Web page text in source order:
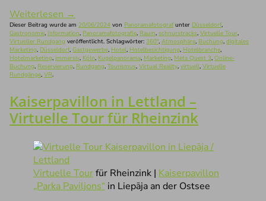
Weiterlesen →
Dieser Beitrag wurde am 20/06/2024 von Panoramafotografunter Düsseldorf,
Gastronomie, Information, Panoramafotografie, Raum, schnurstracks, Virtuelle Tour,
Virtueller Rundgang veröffentlicht. Schlagwörter: 360°, Atmosphäre, Buchung, digitales
Marketing, Düsseldorf, Gastgewerbe, Hotel, Hotelbesichtigung, Hotelbranche,
Hotelmarketing, immersiv, Köln, Kugelpanorama, Marketing, Meta Quest 3, Online-
Buchung, Reservierung, Rundgang, Tourismus, Virtual Reality, virtuell, Virtuelle
Rundgänge, VR.
Kaiserpavillon in Lettland –
Virtuelle Tour für Rheinzink
Virtuelle Tourfür Rheinzink | Kaiserpavillon
„Parka Paviljons“ in Liepāja an der Ostsee